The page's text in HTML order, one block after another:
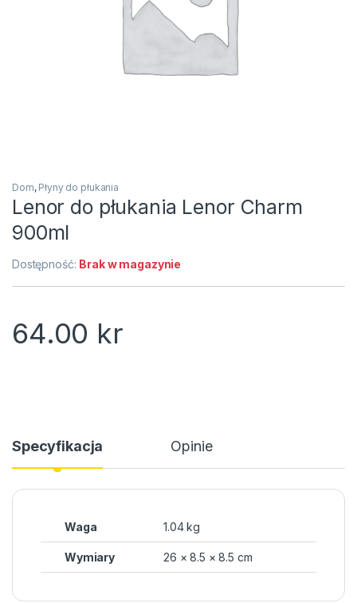
Dom, Płyny do płukania
Lenor do płukania Lenor Charm
900ml
Dostępność: Brak w magazynie
64.00 kr
Specyfikacja Opinie
Waga 1.04 kg
Wymiary 26 × 8.5 × 8.5 cm